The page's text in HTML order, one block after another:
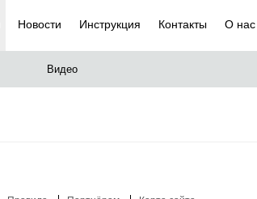
Новости Инструкция Контакты О нас
Видео